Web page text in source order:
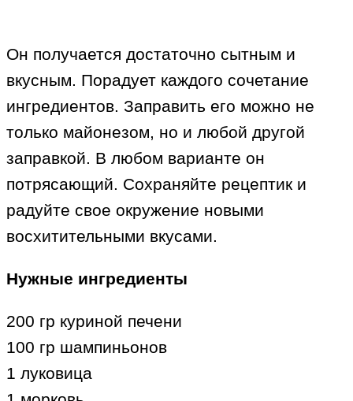
Он получается достаточно сытным и
вкусным. Порадует каждого сочетание
ингредиентов. Заправить его можно не
только майонезом, но и любой другой
заправкой. В любом варианте он
потрясающий. Сохраняйте рецептик и
радуйте свое окружение новыми
восхитительными вкусами.
Нужные ингредиенты
200 гр куриной печени
100 гр шампиньонов
1 луковица